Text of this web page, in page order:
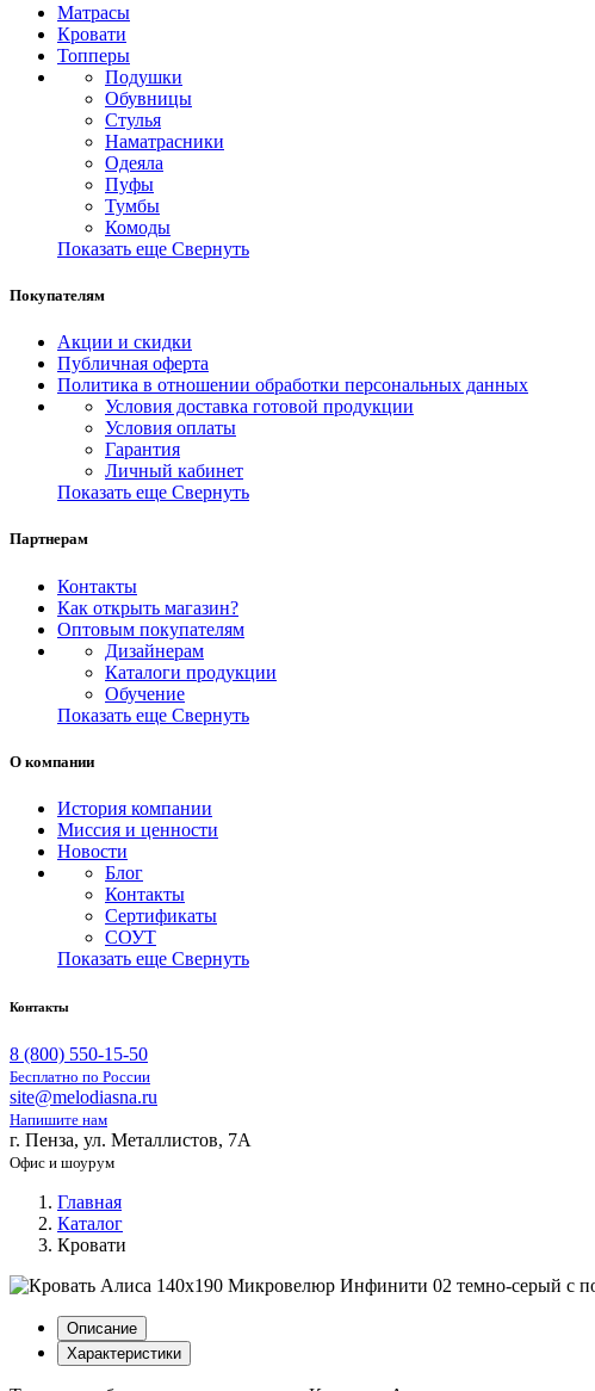
Матрасы
Кровати
Топперы
Подушки
Обувницы
Стулья
Наматрасники
Одеяла
Пуфы
Тумбы
Комоды
Показать еще Свернуть
Покупателям
Акции и скидки
Публичная оферта
Политика в отношении обработки персональных данных
Условия доставка готовой продукции
Условия оплаты
Гарантия
Личный кабинет
Показать еще Свернуть
Партнерам
Контакты
Как открыть магазин?
Оптовым покупателям
Дизайнерам
Каталоги продукции
Обучение
Показать еще Свернуть
О компании
История компании
Миссия и ценности
Новости
Блог
Контакты
Сертификаты
СОУТ
Показать еще Свернуть
Контакты
8 (800) 550-15-50
Бесплатно по России
site@melodiasna.ru
Напишите нам
г. Пенза, ул. Металлистов, 7А
Офис и шоурум
Главная
Каталог
Кровати
Описание
Характеристики